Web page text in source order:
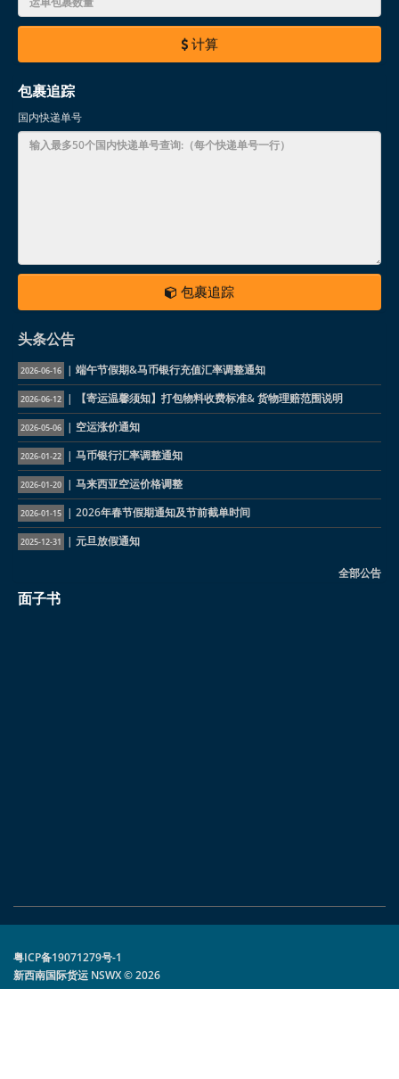
计算
包裹追踪
国内快递单号
包裹追踪
头条公告
2026-06-16 | 端午节假期&马币银行充值汇率调整通知
2026-06-12 | 【寄运温馨须知】打包物料收费标准& 货物理赔范围说明
2026-05-06 | 空运涨价通知
2026-01-22 | 马币银行汇率调整通知
2026-01-20 | 马来西亚空运价格调整
2026-01-15 | 2026年春节假期通知及节前截单时间
2025-12-31 | 元旦放假通知
全部公告
面子书
粤ICP备19071279号-1
新西南国际货运 NSWX © 2026